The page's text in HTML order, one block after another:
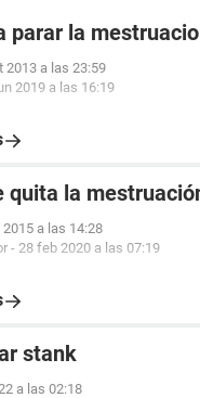
parar la
2013 a las 23:59
2019 a las 16:19
quita la
a las 14:28
- 28 feb 2020 a las 07:19
stank
a las 02:18